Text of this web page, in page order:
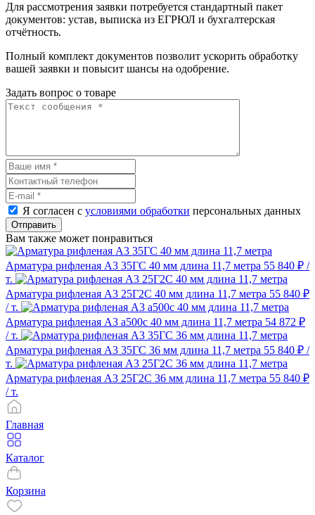
Для рассмотрения заявки потребуется стандартный пакет
документов: устав, выписка из ЕГРЮЛ и бухгалтерская
отчётность.
Полный комплект документов позволит ускорить обработку
вашей заявки и повысит шансы на одобрение.
Задать вопрос о товаре
Я согласен с условиями обработки персональных данных
Отправить
Вам также может понравиться
Арматура рифленая А3 35ГС 40 мм длина 11,7 метра 55 840 ₽ /
т.
Арматура рифленая А3 25Г2С 40 мм длина 11,7 метра 55 840 ₽
/ т.
Арматура рифленая А3 а500с 40 мм длина 11,7 метра 54 872 ₽
/ т.
Арматура рифленая А3 35ГС 36 мм длина 11,7 метра 55 840 ₽ /
т.
Арматура рифленая А3 25Г2С 36 мм длина 11,7 метра 55 840 ₽
/ т.
Главная
Каталог
Корзина